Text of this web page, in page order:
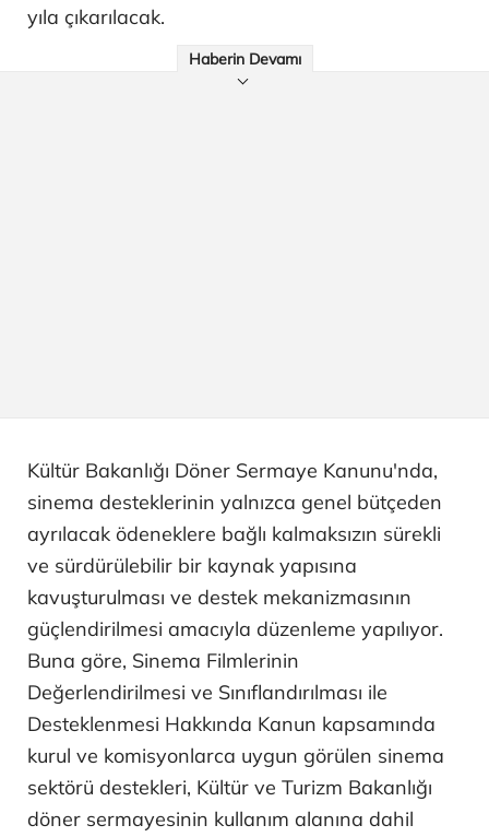
yıla çıkarılacak.
Haberin Devamı
Kültür Bakanlığı Döner Sermaye Kanunu'nda,
sinema desteklerinin yalnızca genel bütçeden
ayrılacak ödeneklere bağlı kalmaksızın sürekli
ve sürdürülebilir bir kaynak yapısına
kavuşturulması ve destek mekanizmasının
güçlendirilmesi amacıyla düzenleme yapılıyor.
Buna göre, Sinema Filmlerinin
Değerlendirilmesi ve Sınıflandırılması ile
Desteklenmesi Hakkında Kanun kapsamında
kurul ve komisyonlarca uygun görülen sinema
sektörü destekleri, Kültür ve Turizm Bakanlığı
döner sermayesinin kullanım alanına dahil